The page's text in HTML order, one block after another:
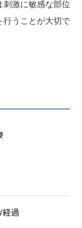
刺激に敏感な部位
行うことが大切で
経過